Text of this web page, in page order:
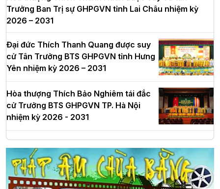
Trưởng Ban Trị sự GHPGVN tỉnh Lai Châu nhiệm kỳ
2026 – 2031
Đại đức Thích Thanh Quang được suy
cử Tân Trưởng BTS GHPGVN tỉnh Hưng
Yên nhiệm kỳ 2026 – 2031
Hòa thượng Thích Bảo Nghiêm tái đắc
cử Trưởng BTS GHPGVN TP. Hà Nội
nhiệm kỳ 2026 - 2031
Hà Nội: Long trọng lễ khởi công xây
dựng Trung tâm văn hóa Phật giáo Thủ
đô